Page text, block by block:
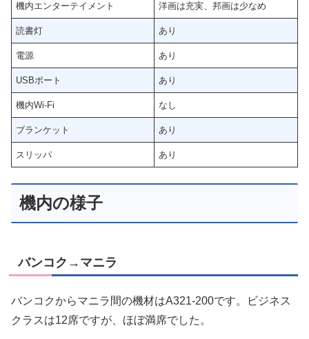
機内エンターテイメント 洋画は充実、邦画は少なめ
読書灯 あり
電源 あり
USBポート あり
機内Wi-Fi なし
ブランケット あり
スリッパ あり
機内の様子
バンコク→マニラ
バンコクからマニラ間の機材はA321-200です。ビジネス
クラスは12席ですが、ほぼ満席でした。